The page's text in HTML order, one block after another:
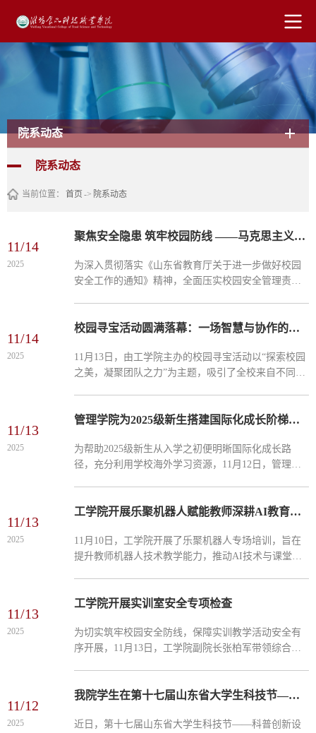
院系动态
院系动态
当前位置： 首页-> 院系动态
11/14
2025
聚焦安全隐患 筑牢校园防线 ——马克思主义学院开展区域安全风险自查工作
为深入贯彻落实《山东省教育厅关于进一步做好校园
安全工作的通知》精神，全面压实校园安全管理责
骨干教师，对国...
11/14
2025
校园寻宝活动圆满落幕：一场智慧与协作的青春盛宴
11月13日，由工学院主办的校园寻宝活动以“探索校园
之美，凝聚团队之力”为主题，吸引了全校来自不同年
作中收获...
11/13
2025
管理学院为2025级新生搭建国际化成长阶梯——国际视野拓展讲座成功举办
为帮助2025级新生从入学之初便明晰国际化成长路
径，充分利用学校海外学习资源，11月12日，管理学
往跨文化交流与海...
11/13
2025
工学院开展乐聚机器人赋能教师深耕AI教育实践
11月10日，工学院开展了乐聚机器人专场培训，旨在
提升教师机器人技术教学能力，推动AI技术与课堂教
训。培训采用“...
11/13
2025
工学院开展实训室安全专项检查
为切实筑牢校园安全防线，保障实训教学活动安全有
序开展，11月13日，工学院副院长张柏军带领综合办
实训教学安全...
11/12
2025
我院学生在第十七届山东省大学生科技节——科普创新设计与展示大赛中荣获佳绩
近日，第十七届山东省大学生科技节——科普创新设